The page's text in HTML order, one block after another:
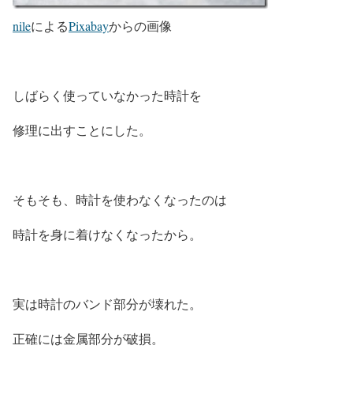
nileによるPixabayからの画像
しばらく使っていなかった時計を
修理に出すことにした。
そもそも、時計を使わなくなったのは
時計を身に着けなくなったから。
実は時計のバンド部分が壊れた。
正確には金属部分が破損。